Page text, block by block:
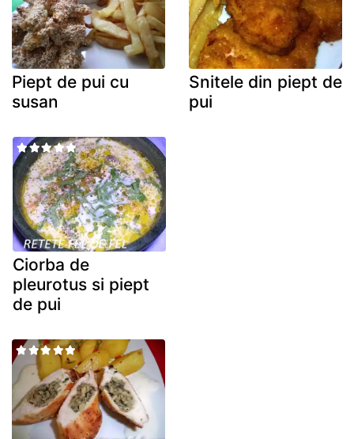
Piept de pui cu
susan
Snitele din piept de
pui
Ciorba de
pleurotus si piept
de pui